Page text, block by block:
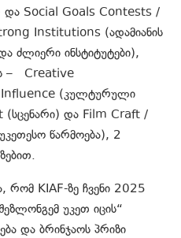
Social Goals Contests /
Institutions (ადამიანის
ძლიერი ინსტიტუტები),
– Creative
(კულტურული
და Film Craft /
წარმოება), 2
რომ KIAF-ზე ჩვენი 2025
უკეთ იცის“
და ბრინჯაოს პრიზი